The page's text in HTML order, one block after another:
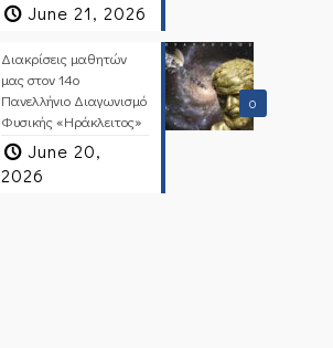
June 21, 2026
0
Διακρίσεις μαθητών
μας στον 14ο
Πανελλήνιο Διαγωνισμό
Φυσικής «Ηράκλειτος»
June 20,
2026